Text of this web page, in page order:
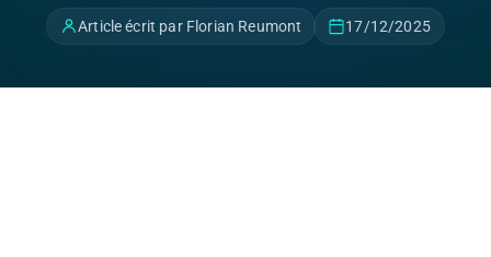
Article écrit par Florian Reumont 17/12/2025